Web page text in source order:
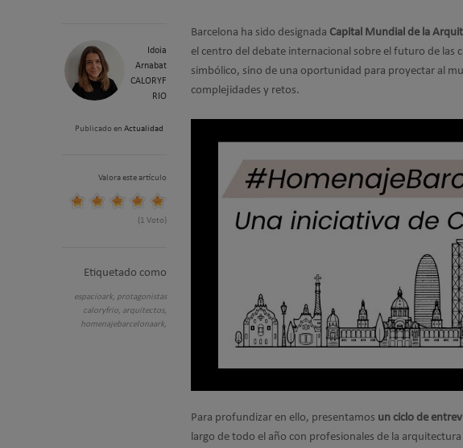
Idoia
Arnabat
CALORYF
RIO
Publicado en Actualidad
Valora este artículo
(1 Voto)
Etiquetado como
espacioark, protagonistas
caloryfrio, arquitectos,
homenajebarcelonaark,
Barcelona ha sido designada Capital Mundial de la
el centro del debate internacional sobre el futuro de
simbólico, sino de una oportunidad para proyectar al
complejidades y retos.
Para profundizar en ello, presentamos un ciclo de
largo de todo el año con profesionales de la